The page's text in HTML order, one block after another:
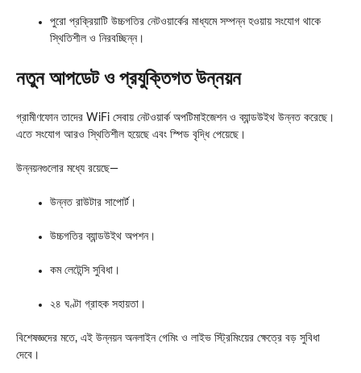
পুরো প্রক্রিয়াটি উচ্চগতির নেটওয়ার্কের মাধ্যমে সম্পন্ন হওয়ায় সংযোগ থাকে
স্থিতিশীল ও নিরবচ্ছিন্ন।
নতুন আপডেট ও প্রযুক্তিগত উন্নয়ন
গ্রামীণফোন তাদের WiFi সেবায় নেটওয়ার্ক অপটিমাইজেশন ও ব্যান্ডউইথ উন্নত করেছে।
এতে সংযোগ আরও স্থিতিশীল হয়েছে এবং স্পিড বৃদ্ধি পেয়েছে।
উন্নয়নগুলোর মধ্যে রয়েছে—
উন্নত রাউটার সাপোর্ট।
উচ্চগতির ব্যান্ডউইথ অপশন।
কম লেটেন্সি সুবিধা।
২৪ ঘণ্টা গ্রাহক সহায়তা।
বিশেষজ্ঞদের মতে, এই উন্নয়ন অনলাইন গেমিং ও লাইভ স্ট্রিমিংয়ের ক্ষেত্রে বড় সুবিধা
দেবে।